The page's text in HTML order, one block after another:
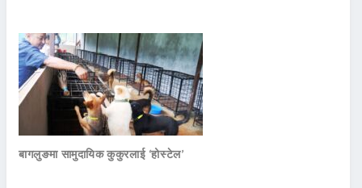
बागलुङमा सामुदायिक कुकुरलाई ‘होस्टेल’